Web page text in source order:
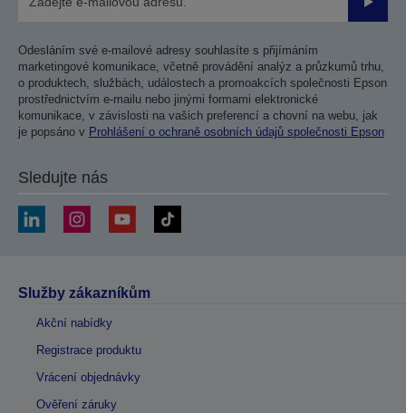
Odesláním své e-mailové adresy souhlasíte s přijímáním
marketingové komunikace, včetně provádění analýz a průzkumů trhu,
o produktech, službách, událostech a promoakcích společnosti Epson
prostřednictvím e-mailu nebo jinými formami elektronické
komunikace, v závislosti na vašich preferencí a chovní na webu, jak
je popsáno v Prohlášení o ochraně osobních údajů společnosti Epson
Sledujte nás
Služby zákazníkům
Akční nabídky
Registrace produktu
Vrácení objednávky
Ověření záruky